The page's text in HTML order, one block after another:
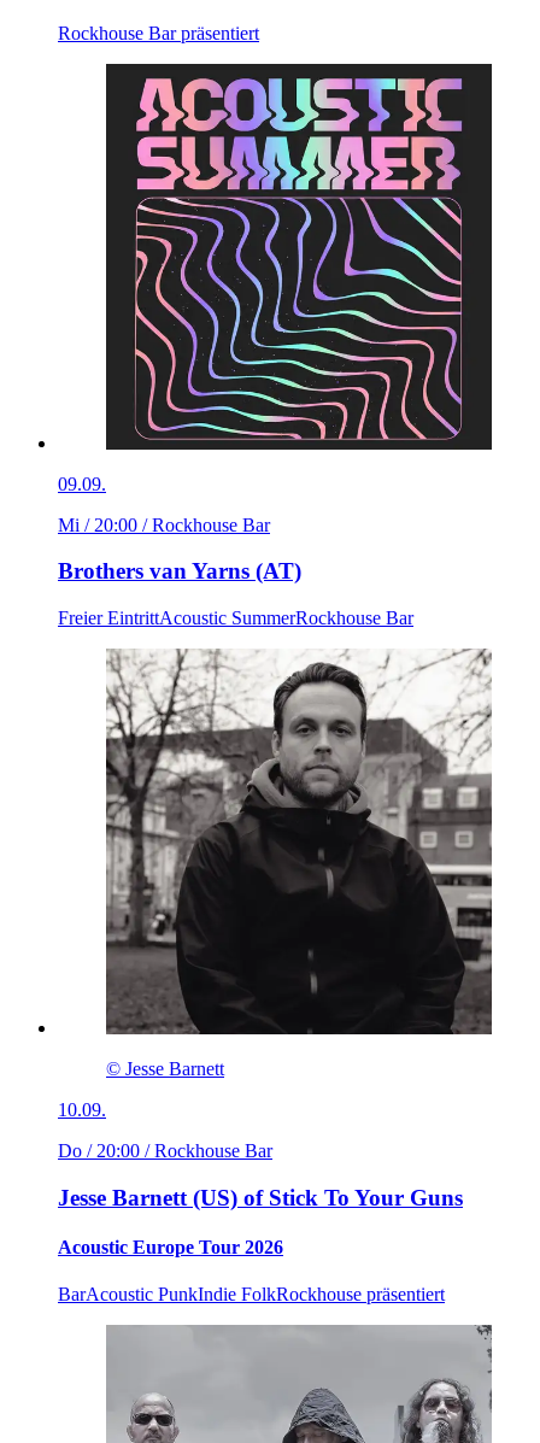
Rockhouse Bar präsentiert
09.09.
Mi / 20:00 / Rockhouse Bar
Brothers van Yarns (AT)
Freier EintrittAcoustic SummerRockhouse Bar
© Jesse Barnett
10.09.
Do / 20:00 / Rockhouse Bar
Jesse Barnett (US) of Stick To Your Guns
Acoustic Europe Tour 2026
BarAcoustic PunkIndie FolkRockhouse präsentiert